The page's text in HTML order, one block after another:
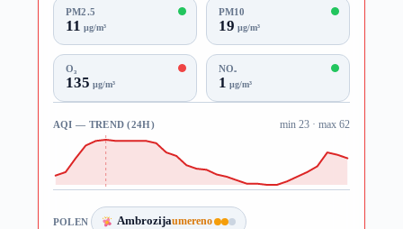
AQI
PM2.5
11 µg/m³
PM10
19 µg/m³
O₃
135 µg/m³
NO₂
1 µg/m³
AQI — TREND (24H) min 23 · max 62
POLEN Ambrozijaumereno